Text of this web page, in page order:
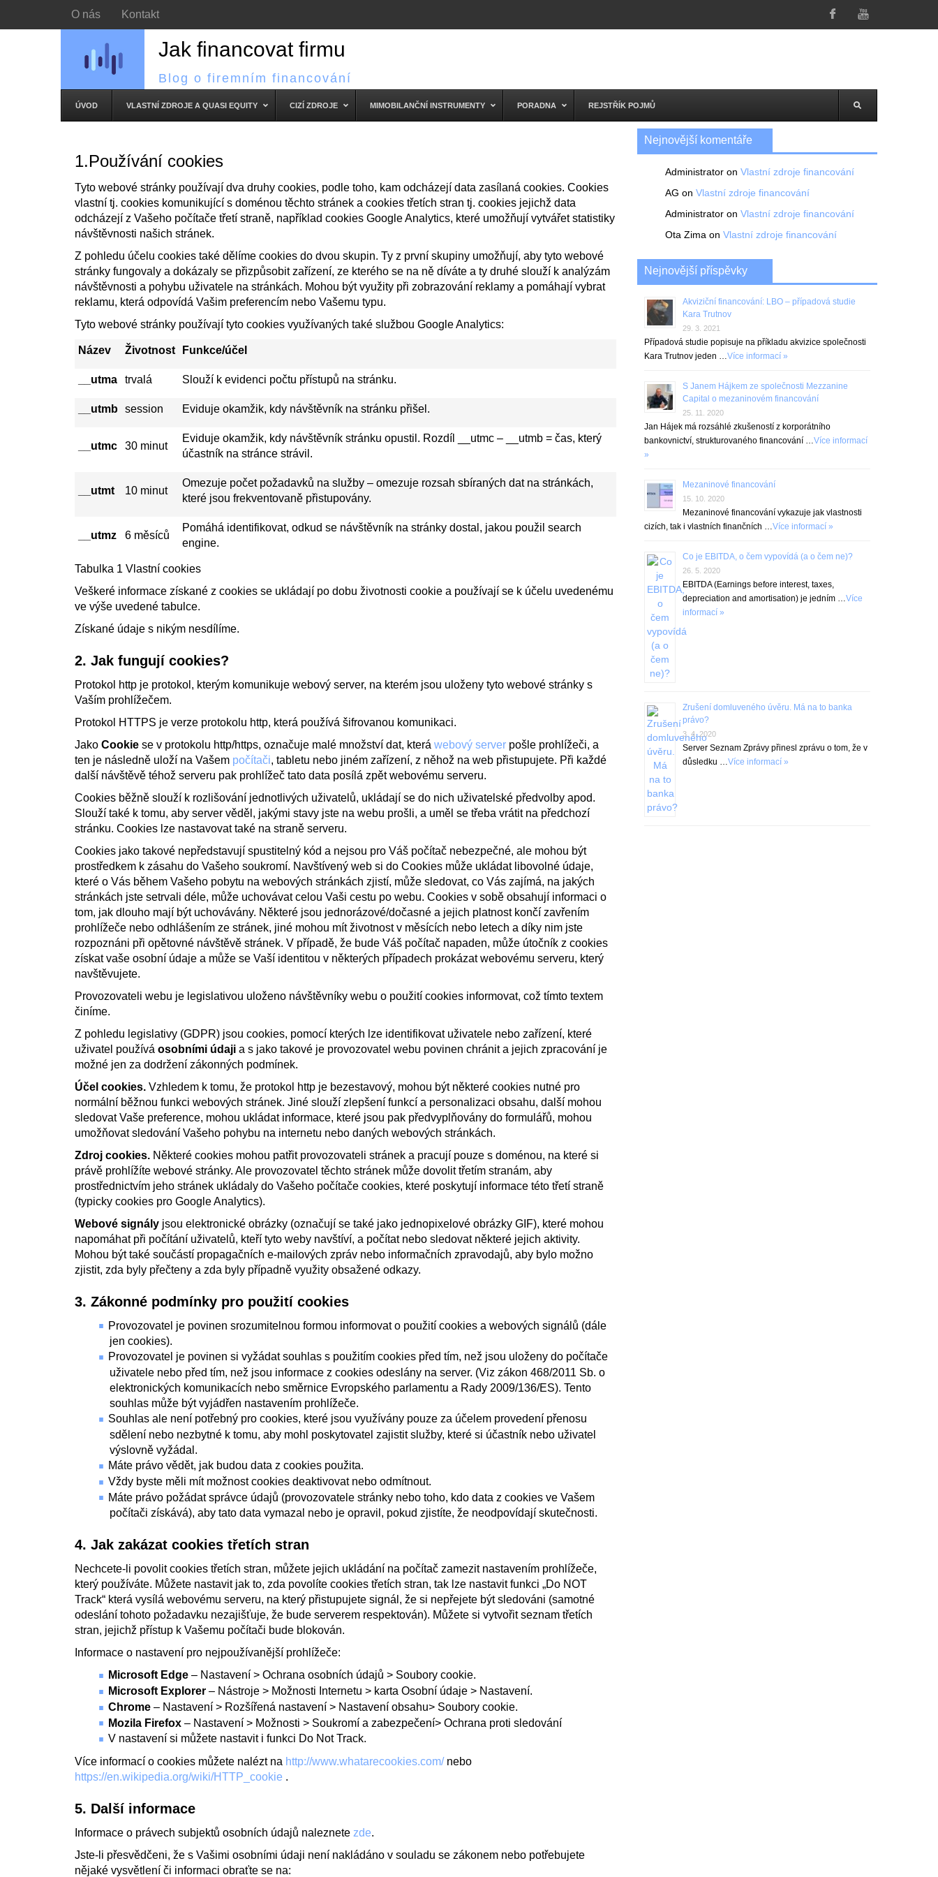
O nás Kontakt
Jak financovat firmu
Blog o firemním financování
ÚVOD VLASTNÍ ZDROJE A QUASI EQUITY CIZÍ ZDROJE MIMOBILANČNÍ INSTRUMENTY PORADNA REJSTŘÍK POJMŮ
1.Používání cookies
Tyto webové stránky používají dva druhy cookies, podle toho, kam odcházejí data zasílaná cookies. Cookies
vlastní tj. cookies komunikující s doménou těchto stránek a cookies třetích stran tj. cookies jejichž data
odcházejí z Vašeho počítače třetí straně, například cookies Google Analytics, které umožňují vytvářet statistiky
návštěvnosti našich stránek.
Z pohledu účelu cookies také dělíme cookies do dvou skupin. Ty z první skupiny umožňují, aby tyto webové
stránky fungovaly a dokázaly se přizpůsobit zařízení, ze kterého se na ně díváte a ty druhé slouží k analýzám
návštěvnosti a pohybu uživatele na stránkách. Mohou být využity při zobrazování reklamy a pomáhají vybrat
reklamu, která odpovídá Vašim preferencím nebo Vašemu typu.
Tyto webové stránky používají tyto cookies využívaných také službou Google Analytics:
Název Životnost Funkce/účel
__utma trvalá Slouží k evidenci počtu přístupů na stránku.
__utmb session Eviduje okamžik, kdy návštěvník na stránku přišel.
__utmc 30 minut
Eviduje okamžik, kdy návštěvník stránku opustil. Rozdíl __utmc – __utmb = čas, který
účastník na stránce strávil.
__utmt 10 minut
Omezuje počet požadavků na služby – omezuje rozsah sbíraných dat na stránkách,
které jsou frekventovaně přistupovány.
__utmz 6 měsíců
Pomáhá identifikovat, odkud se návštěvník na stránky dostal, jakou použil search
engine.
Tabulka 1 Vlastní cookies
Veškeré informace získané z cookies se ukládají po dobu životnosti cookie a používají se k účelu uvedenému
ve výše uvedené tabulce.
Získané údaje s nikým nesdílíme.
2. Jak fungují cookies?
Protokol http je protokol, kterým komunikuje webový server, na kterém jsou uloženy tyto webové stránky s
Vaším prohlížečem.
Protokol HTTPS je verze protokolu http, která používá šifrovanou komunikaci.
Jako Cookie se v protokolu http/https, označuje malé množství dat, která webový server pošle prohlížeči, a
ten je následně uloží na Vašem počítači, tabletu nebo jiném zařízení, z něhož na web přistupujete. Při každé
další návštěvě téhož serveru pak prohlížeč tato data posílá zpět webovému serveru.
Cookies běžně slouží k rozlišování jednotlivých uživatelů, ukládají se do nich uživatelské předvolby apod.
Slouží také k tomu, aby server věděl, jakými stavy jste na webu prošli, a uměl se třeba vrátit na předchozí
stránku. Cookies lze nastavovat také na straně serveru.
Cookies jako takové nepředstavují spustitelný kód a nejsou pro Váš počítač nebezpečné, ale mohou být
prostředkem k zásahu do Vašeho soukromí. Navštívený web si do Cookies může ukládat libovolné údaje,
které o Vás během Vašeho pobytu na webových stránkách zjistí, může sledovat, co Vás zajímá, na jakých
stránkách jste setrvali déle, může uchovávat celou Vaši cestu po webu. Cookies v sobě obsahují informaci o
tom, jak dlouho mají být uchovávány. Některé jsou jednorázové/dočasné a jejich platnost končí zavřením
prohlížeče nebo odhlášením ze stránek, jiné mohou mít životnost v měsících nebo letech a díky nim jste
rozpoznáni při opětovné návštěvě stránek. V případě, že bude Váš počítač napaden, může útočník z cookies
získat vaše osobní údaje a může se Vaší identitou v některých případech prokázat webovému serveru, který
navštěvujete.
Provozovateli webu je legislativou uloženo návštěvníky webu o použití cookies informovat, což tímto textem
činíme.
Z pohledu legislativy (GDPR) jsou cookies, pomocí kterých lze identifikovat uživatele nebo zařízení, které
uživatel používá osobními údaji a s jako takové je provozovatel webu povinen chránit a jejich zpracování je
možné jen za dodržení zákonných podmínek.
Účel cookies. Vzhledem k tomu, že protokol http je bezestavový, mohou být některé cookies nutné pro
normální běžnou funkci webových stránek. Jiné slouží zlepšení funkcí a personalizaci obsahu, další mohou
sledovat Vaše preference, mohou ukládat informace, které jsou pak předvyplňovány do formulářů, mohou
umožňovat sledování Vašeho pohybu na internetu nebo daných webových stránkách.
Zdroj cookies. Některé cookies mohou patřit provozovateli stránek a pracují pouze s doménou, na které si
právě prohlížíte webové stránky. Ale provozovatel těchto stránek může dovolit třetím stranám, aby
prostřednictvím jeho stránek ukládaly do Vašeho počítače cookies, které poskytují informace této třetí straně
(typicky cookies pro Google Analytics).
Webové signály jsou elektronické obrázky (označují se také jako jednopixelové obrázky GIF), které mohou
napomáhat při počítání uživatelů, kteří tyto weby navštíví, a počítat nebo sledovat některé jejich aktivity.
Mohou být také součástí propagačních e-mailových zpráv nebo informačních zpravodajů, aby bylo možno
zjistit, zda byly přečteny a zda byly případně využity obsažené odkazy.
3. Zákonné podmínky pro použití cookies
Provozovatel je povinen srozumitelnou formou informovat o použití cookies a webových signálů (dále
jen cookies).
Provozovatel je povinen si vyžádat souhlas s použitím cookies před tím, než jsou uloženy do počítače
uživatele nebo před tím, než jsou informace z cookies odeslány na server. (Viz zákon 468/2011 Sb. o
elektronických komunikacích nebo směrnice Evropského parlamentu a Rady 2009/136/ES). Tento
souhlas může být vyjádřen nastavením prohlížeče.
Souhlas ale není potřebný pro cookies, které jsou využívány pouze za účelem provedení přenosu
sdělení nebo nezbytné k tomu, aby mohl poskytovatel zajistit služby, které si účastník nebo uživatel
výslovně vyžádal.
Máte právo vědět, jak budou data z cookies použita.
Vždy byste měli mít možnost cookies deaktivovat nebo odmítnout.
Máte právo požádat správce údajů (provozovatele stránky nebo toho, kdo data z cookies ve Vašem
počítači získává), aby tato data vymazal nebo je opravil, pokud zjistíte, že neodpovídají skutečnosti.
4. Jak zakázat cookies třetích stran
Nechcete-li povolit cookies třetích stran, můžete jejich ukládání na počítač zamezit nastavením prohlížeče,
který používáte. Můžete nastavit jak to, zda povolíte cookies třetích stran, tak lze nastavit funkci „Do NOT
Track“ která vysílá webovému serveru, na který přistupujete signál, že si nepřejete být sledováni (samotné
odeslání tohoto požadavku nezajišťuje, že bude serverem respektován). Můžete si vytvořit seznam třetích
stran, jejichž přístup k Vašemu počítači bude blokován.
Informace o nastavení pro nejpoužívanější prohlížeče:
Microsoft Edge – Nastavení > Ochrana osobních údajů > Soubory cookie.
Microsoft Explorer – Nástroje > Možnosti Internetu > karta Osobní údaje > Nastavení.
Chrome – Nastavení > Rozšířená nastavení > Nastavení obsahu> Soubory cookie.
Mozila Firefox – Nastavení > Možnosti > Soukromí a zabezpečení> Ochrana proti sledování
V nastavení si můžete nastavit i funkci Do Not Track.
Více informací o cookies můžete nalézt na http://www.whatarecookies.com/nebo
https://en.wikipedia.org/wiki/HTTP_cookie .
5. Další informace
Informace o právech subjektů osobních údajů naleznete zde.
Jste-li přesvědčeni, že s Vašimi osobními údaji není nakládáno v souladu se zákonem nebo potřebujete
nějaké vysvětlení či informaci obraťte se na:
Nejnovější komentáře
Administrator on Vlastní zdroje financování
AG on Vlastní zdroje financování
Administrator on Vlastní zdroje financování
Ota Zima on Vlastní zdroje financování
Nejnovější příspěvky
Akviziční financování: LBO – případová studie
Kara Trutnov
29. 3. 2021
Případová studie popisuje na příkladu akvizice společnosti
Kara Trutnov jeden … Více informací »
S Janem Hájkem ze společnosti Mezzanine
Capital o mezaninovém financování
25. 11. 2020
Jan Hájek má rozsáhlé zkušeností z korporátního
bankovnictví, strukturovaného financování … Více informací
»
Mezaninové financování
15. 10. 2020
Mezaninové financování vykazuje jak vlastnosti
cizích, tak i vlastních finančních … Více informací »
Co je EBITDA, o čem vypovídá (a o čem ne)?
26. 5. 2020
EBITDA (Earnings before interest, taxes,
depreciation and amortisation) je jedním … Více
informací »
Zrušení domluveného úvěru. Má na to banka
právo?
3. 4. 2020
Server Seznam Zprávy přinesl zprávu o tom, že v
důsledku … Více informací »